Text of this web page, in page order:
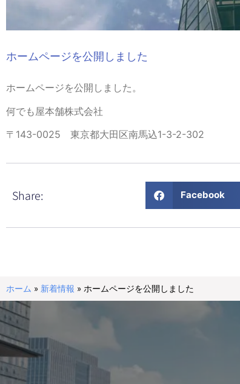
ホームページを公開しました
ホームページを公開しました。
何でも屋本舗株式会社
〒143-0025 東京都大田区南馬込1-3-2-302
Share: Facebook
ホーム » 新着情報 » ホームページを公開しました